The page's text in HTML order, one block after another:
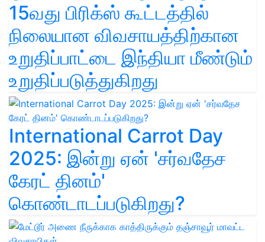
15வது பிரிக்ஸ் கூட்டத்தில்
நிலையான விவசாயத்திற்கான
உறுதிப்பாட்டை இந்தியா மீண்டும்
உறுதிப்படுத்துகிறது
International Carrot Day
2025: இன்று ஏன் 'சர்வதேச
கேரட் தினம்'
கொண்டாடப்படுகிறது?